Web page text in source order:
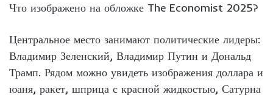
Что изображено на обложке The Economist 2025?
Центральное место занимают политические лидеры:
Владимир Зеленский, Владимир Путин и Дональд
Трамп. Рядом можно увидеть изображения доллара и
юаня, ракет, шприца с красной жидкостью, Сатурна